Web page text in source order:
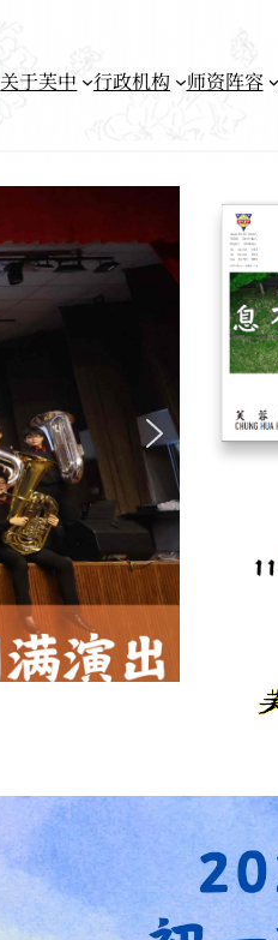
关于芙中 行政机构 师资阵容